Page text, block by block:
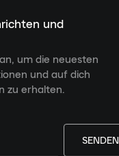
und
um die neuesten
und auf dich
zu erhalten.
SENDEN